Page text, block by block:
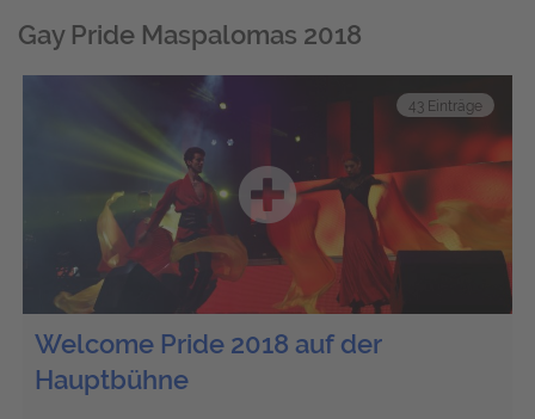
Gay Pride Maspalomas 2018
43 Einträge
Welcome Pride 2018 auf der
Hauptbühne